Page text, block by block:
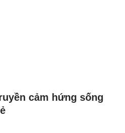
cảm hứng sống